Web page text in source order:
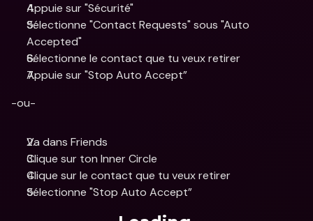
Appuie sur "Sécurité"
Sélectionne "Contact Requests" sous "Auto
Accepted"
Sélectionne le contact que tu veux retirer
Appuie sur "Stop Auto Accept”
-ou-
Va dans Friends
Clique sur ton Inner Circle
Clique sur le contact que tu veux retirer
Sélectionne "Stop Auto Accept”